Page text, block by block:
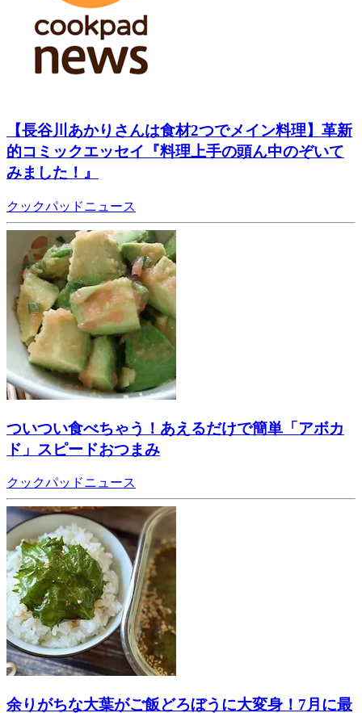
【長谷川あかりさんは食材2つでメイン料理】革新
的コミックエッセイ『料理上手の頭ん中のぞいて
みました！』
クックパッドニュース
ついつい食べちゃう！あえるだけで簡単「アボカ
ド」スピードおつまみ
クックパッドニュース
余りがちな大葉がご飯どろぼうに大変身！7月に最